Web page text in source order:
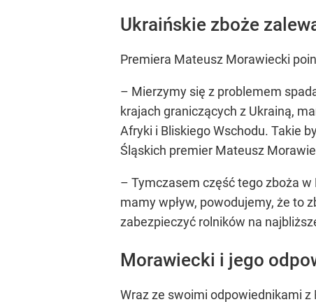
Ukraińskie zboże
Premiera Mateusz Morawiecki
– Mierzymy się z problemem
krajach graniczących z Ukrainą,
Afryki i Bliskiego Wschodu. Takie
Śląskich premier Mateusz
– Tymczasem część tego zboża
mamy wpływ, powodujemy, że to
zabezpieczyć rolników na
Morawiecki i jego
Wraz ze swoimi odpowiednikami z